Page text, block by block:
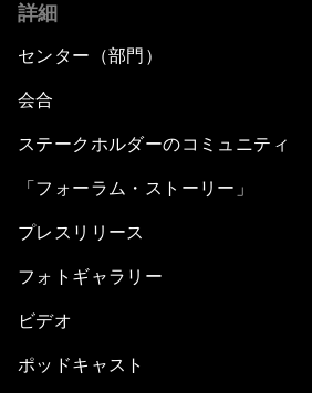
詳細
センター（部門）
会合
ステークホルダーのコミュニティ
「フォーラム・ストーリー」
プレスリリース
フォトギャラリー
ビデオ
ポッドキャスト